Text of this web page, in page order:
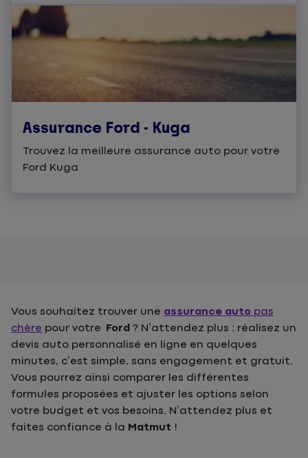
Assurance Ford - Kuga
Trouvez la meilleure assurance auto pour votre
Ford Kuga
Vous souhaitez trouver une assurance auto pas
chère pour votre Ford ? N’attendez plus : réalisez un
devis auto personnalisé en ligne en quelques
minutes, c’est simple, sans engagement et gratuit.
Vous pourrez ainsi comparer les différentes
formules proposées et ajuster les options selon
votre budget et vos besoins. N’attendez plus et
faites confiance à la Matmut !